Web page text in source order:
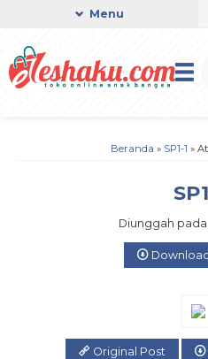
Menu
Beranda » SP1-1 »
Diunggah pada
Original Post